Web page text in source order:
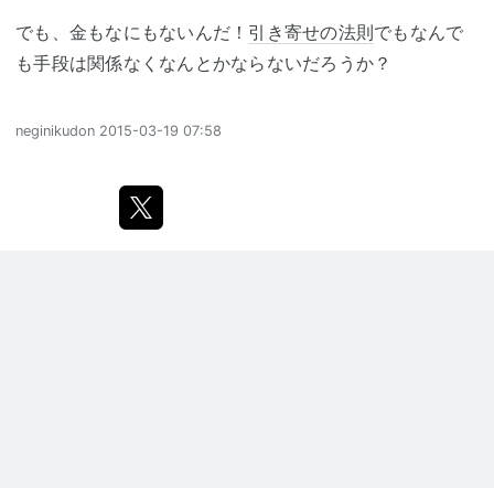
でも、金もなにもないんだ！ 引き寄せの法則でもなんで
も手段は関係なくなんとかならないだろうか？
neginikudon 2015-03-19 07:58